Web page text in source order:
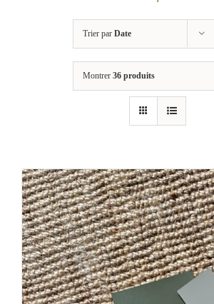
Trier par Date
Montrer 36 produits